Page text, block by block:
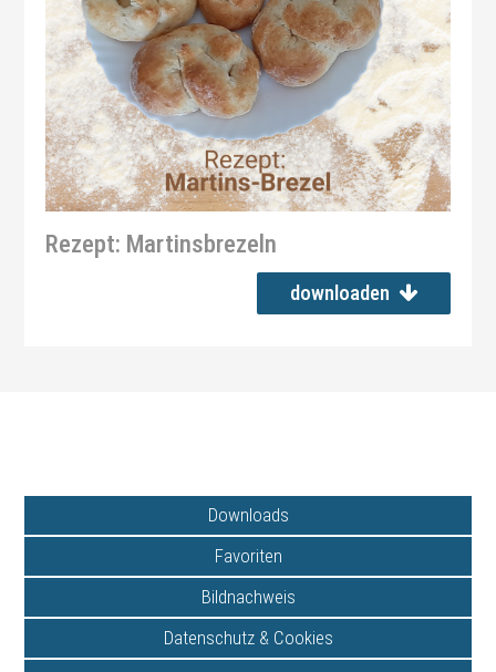
Rezept: Martinsbrezeln
downloaden
Downloads
Favoriten
Bildnachweis
Datenschutz & Cookies